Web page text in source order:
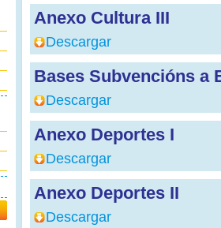
Anexo Cultura III
Descargar
Bases Subvencións a
Descargar
Anexo Deportes I
Descargar
Anexo Deportes II
Descargar